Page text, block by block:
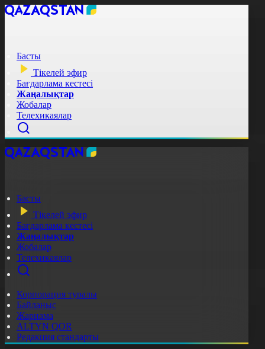
Басты
Тікелей эфир
Бағдарлама кестесі
Жаңалықтар
Жобалар
Телехикаялар
Басты
Тікелей эфир
Бағдарлама кестесі
Жаңалықтар
Жобалар
Телехикаялар
Корпорация туралы
Байланыс
Жарнама
ALTYN QOR
Редакция стандарты